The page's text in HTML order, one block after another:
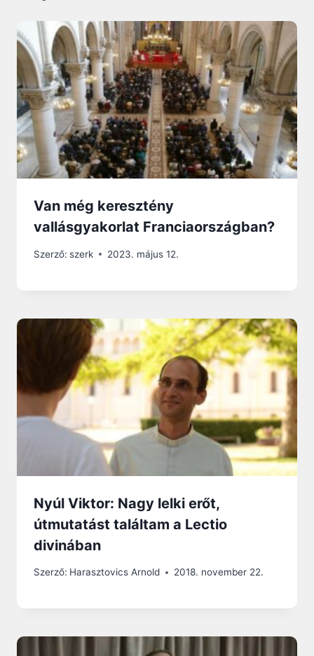
Van még keresztény
vallásgyakorlat Franciaországban?
Szerző: szerk 2023. május 12.
Nyúl Viktor: Nagy lelki erőt,
útmutatást találtam a Lectio
divinában
Szerző: Harasztovics Arnold 2018. november 22.